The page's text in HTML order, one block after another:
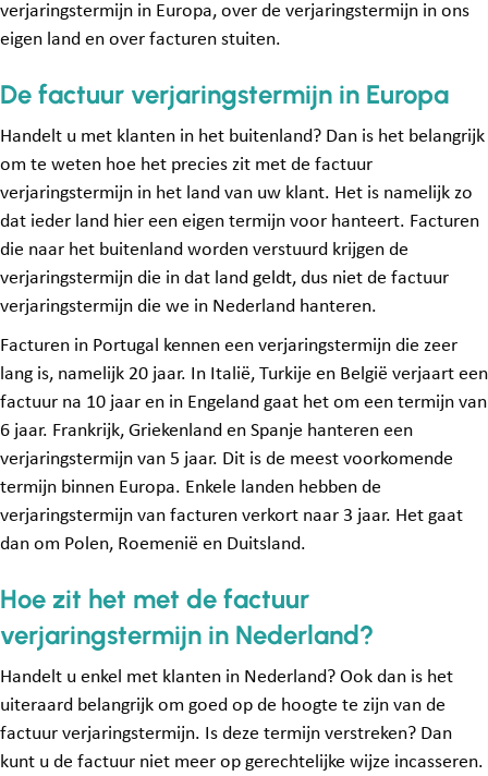
verjaringstermijn in Europa, over de verjaringstermijn in ons
eigen land en over facturen stuiten.
De factuur verjaringstermijn in Europa
Handelt u met klanten in het buitenland? Dan is het belangrijk
om te weten hoe het precies zit met de factuur
verjaringstermijn in het land van uw klant. Het is namelijk zo
dat ieder land hier een eigen termijn voor hanteert. Facturen
die naar het buitenland worden verstuurd krijgen de
verjaringstermijn die in dat land geldt, dus niet de factuur
verjaringstermijn die we in Nederland hanteren.
Facturen in Portugal kennen een verjaringstermijn die zeer
lang is, namelijk 20 jaar. In Italië, Turkije en België verjaart een
factuur na 10 jaar en in Engeland gaat het om een termijn van
6 jaar. Frankrijk, Griekenland en Spanje hanteren een
verjaringstermijn van 5 jaar. Dit is de meest voorkomende
termijn binnen Europa. Enkele landen hebben de
verjaringstermijn van facturen verkort naar 3 jaar. Het gaat
dan om Polen, Roemenië en Duitsland.
Hoe zit het met de factuur
verjaringstermijn in Nederland?
Handelt u enkel met klanten in Nederland? Ook dan is het
uiteraard belangrijk om goed op de hoogte te zijn van de
factuur verjaringstermijn. Is deze termijn verstreken? Dan
kunt u de factuur niet meer op gerechtelijke wijze incasseren.